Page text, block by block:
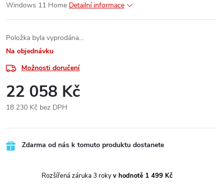
Windows 11 Home Detailní informace
Položka byla vyprodána…
Na objednávku
Možnosti doručení
22 058 Kč
18 230 Kč bez DPH
cena:
Zdarma od nás k tomuto produktu dostanete
Rozšířená záruka 3 rokyv hodnotě 1 499 Kč